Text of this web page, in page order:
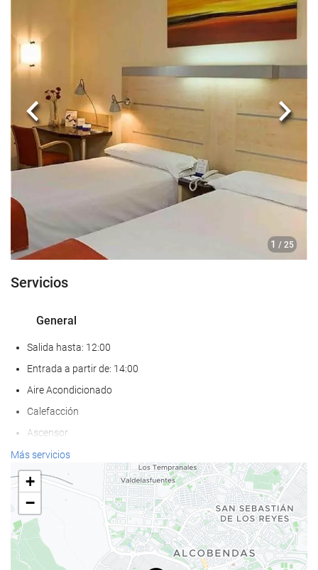
1 / 25
Anterior
Servicios
General
Salida hasta: 12:00
Entrada a partir de: 14:00
Aire Acondicionado
Calefacción
Ascensor
Adaptado para personas con movilidad reducida
Hotel no fumadores
Habitaciones insonorizadas
No admite mascotas
Parking
Más servicios
+
−